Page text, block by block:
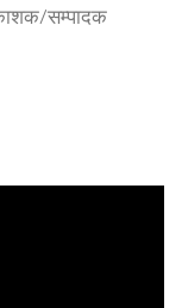
सम्पादक